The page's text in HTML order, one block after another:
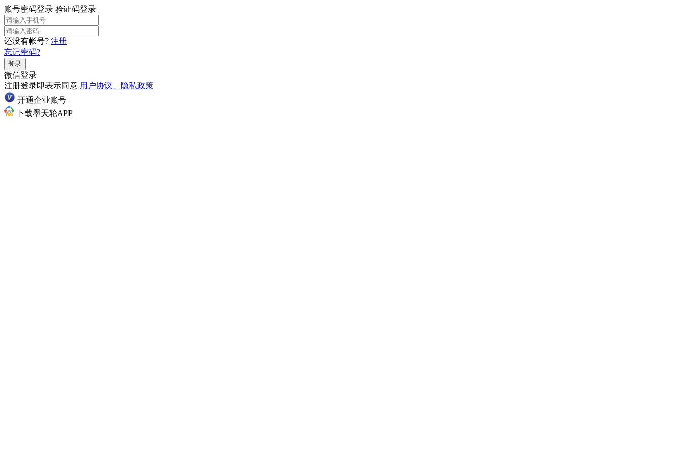
账号密码登录 验证码登录
还没有帐号? 注册
忘记密码?
登录
微信登录
注册登录即表示同意 用户协议、隐私政策
开通企业账号
下载墨天轮APP